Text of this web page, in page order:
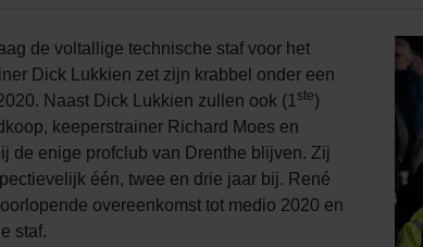
de voltallige technische staf voor het
Dick Lukkien zet zijn krabbel onder een
Naast Dick Lukkien zullen ook (1 ste)
keeperstrainer Richard Moes en
de enige profclub van Drenthe blijven. Zij
één, twee en drie jaar bij. René
overeenkomst tot medio 2020 en
staf.